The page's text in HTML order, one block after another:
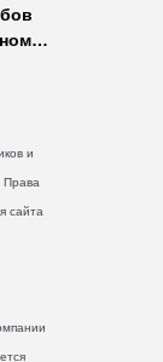
и
Права
сайта